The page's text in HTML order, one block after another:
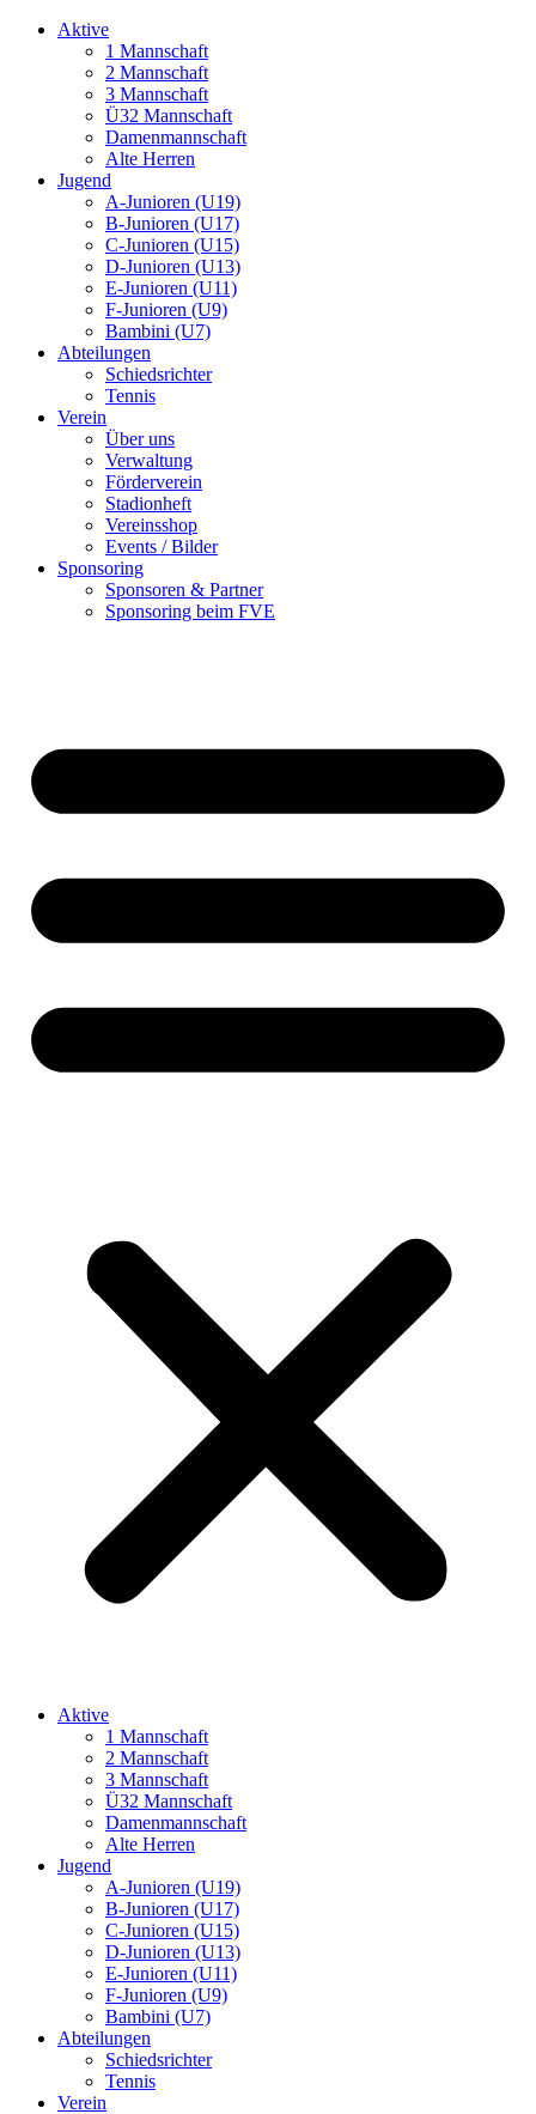
Aktive
1 Mannschaft
2 Mannschaft
3 Mannschaft
Ü32 Mannschaft
Damenmannschaft
Alte Herren
Jugend
A-Junioren (U19)
B-Junioren (U17)
C-Junioren (U15)
D-Junioren (U13)
E-Junioren (U11)
F-Junioren (U9)
Bambini (U7)
Abteilungen
Schiedsrichter
Tennis
Verein
Über uns
Verwaltung
Förderverein
Stadionheft
Vereinsshop
Events / Bilder
Sponsoring
Sponsoren & Partner
Sponsoring beim FVE
Aktive
1 Mannschaft
2 Mannschaft
3 Mannschaft
Ü32 Mannschaft
Damenmannschaft
Alte Herren
Jugend
A-Junioren (U19)
B-Junioren (U17)
C-Junioren (U15)
D-Junioren (U13)
E-Junioren (U11)
F-Junioren (U9)
Bambini (U7)
Abteilungen
Schiedsrichter
Tennis
Verein